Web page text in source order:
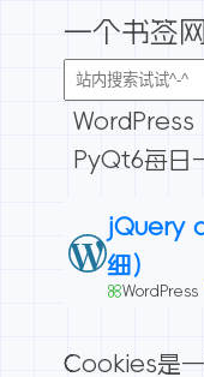
一个书签
WordPress
PyQt6每日
jQuery
细）
WordPress
Cookies是